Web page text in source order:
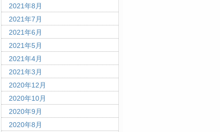
2021年8月
2021年7月
2021年6月
2021年5月
2021年4月
2021年3月
2020年12月
2020年10月
2020年9月
2020年8月